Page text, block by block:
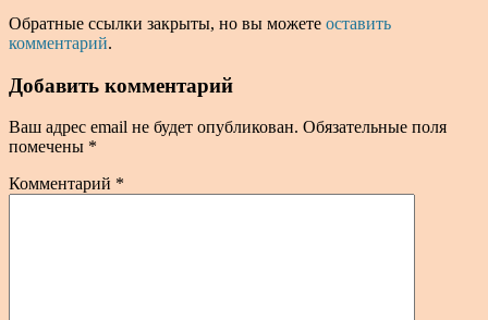
Обратные ссылки закрыты, но вы можете оставить
комментарий.
Добавить комментарий
Ваш адрес email не будет опубликован. Обязательные поля
помечены *
Комментарий *